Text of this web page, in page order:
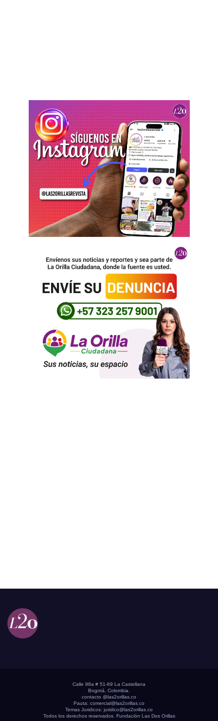
Calle 98a # 51-69 La Castellana
Bogotá, Colombia.
contacto @las2orillas.co
Pauta: comercial@las2orillas.co
Temas Juridicos: juridico@las2orillas.co
Todos los derechos reservados. Fundación Las Dos Orillas